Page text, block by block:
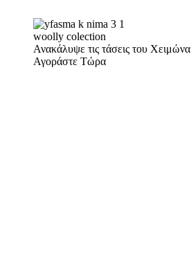
woolly colection
Ανακάλυψε τις τάσεις του Χειμώνα
Αγοράστε Τώρα